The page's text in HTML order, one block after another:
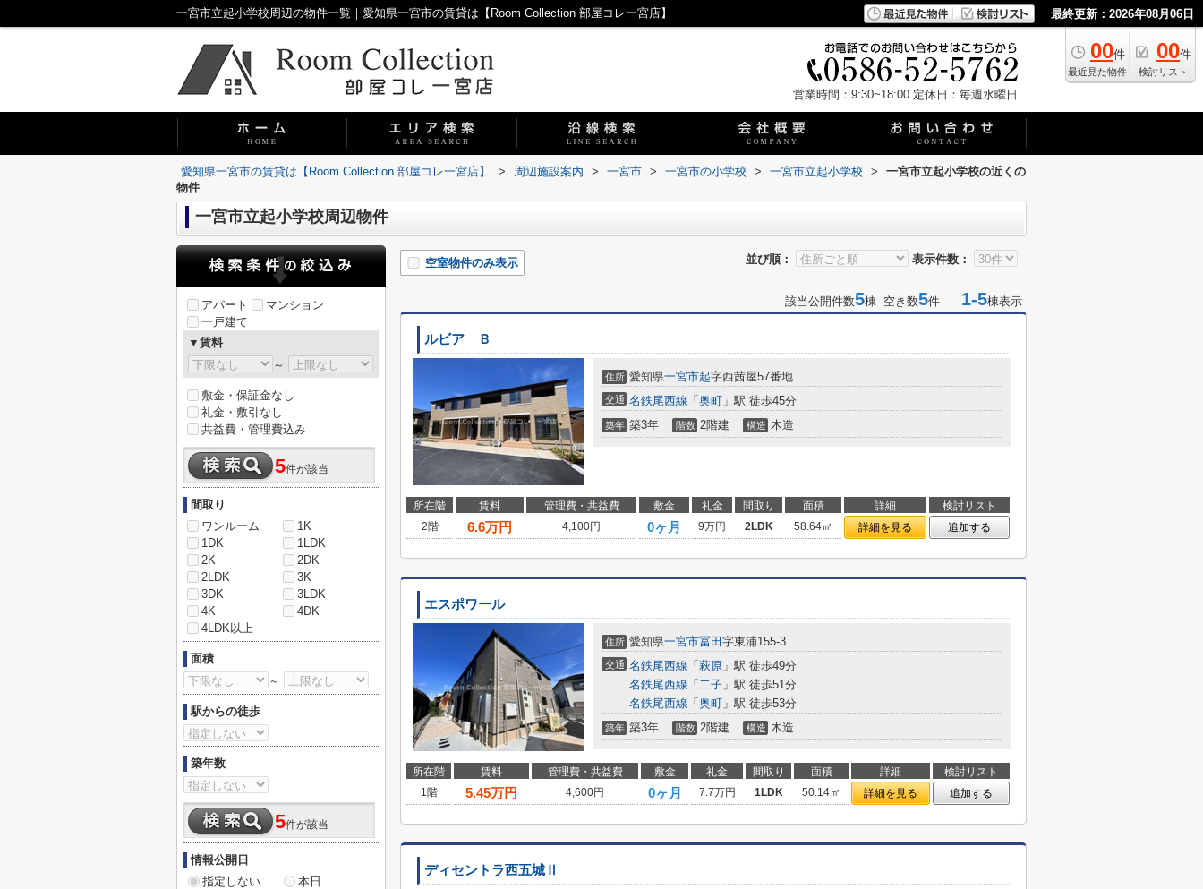
一宮市立起小学校周辺の物件一覧｜愛知県一宮市の賃貸は【Room Collection 部屋コレ一宮店】 最終更新：2026年08月06日
00件
最近見た物件
00件
検討リスト
営業時間：9:30~18:00 定休日：毎週水曜日
愛知県一宮市の賃貸は【Room Collection 部屋コレ一宮店】 > 周辺施設案内 > 一宮市 > 一宮市の小学校 > 一宮市立起小学校 >
一宮市立起小学校の近くの
物件
一宮市立起小学校周辺物件
並び順： 表示件数：
空室物件のみ表示
該当公開件数5棟 空き数5件 1-5棟表示
ルビア Ｂ
住所 愛知県一宮市起字西茜屋57番地
交通 名鉄尾西線 「 奥町 」駅 徒歩45分
築年 築3年 階数 2階建 構造 木造
所在階 賃料 管理費・共益費 敷金 礼金 間取り 面積 詳細
検討リスト
2階
6.6万円 4,100円 0ヶ月 9万円 2LDK 58.64㎡ 詳細を見る 追加する
エスポワール
住所 愛知県一宮市冨田 字東浦155‐3
交通 名鉄尾西線 「 萩原 」駅 徒歩49分
名鉄尾西線 「 二子 」駅 徒歩51分
名鉄尾西線 「 奥町 」駅 徒歩53分
築年 築3年 階数 2階建 構造 木造
所在階 賃料 管理費・共益費 敷金 礼金 間取り 面積 詳細
検討リスト
1階
5.45万円 4,600円 0ヶ月 7.7万円 1LDK 50.14㎡ 詳細を見る 追加する
ディセントラ西五城Ⅱ
アパート
マンション
一戸建て
▼賃料
～
敷金・保証金なし
礼金・敷引なし
共益費・管理費込み
5件が該当
間取り
ワンルーム
1K
1DK
1LDK
2K
2DK
2LDK
3K
3DK
3LDK
4K
4DK
4LDK以上
面積
～
駅からの徒歩
築年数
5件が該当
情報公開日
指定しない
本日